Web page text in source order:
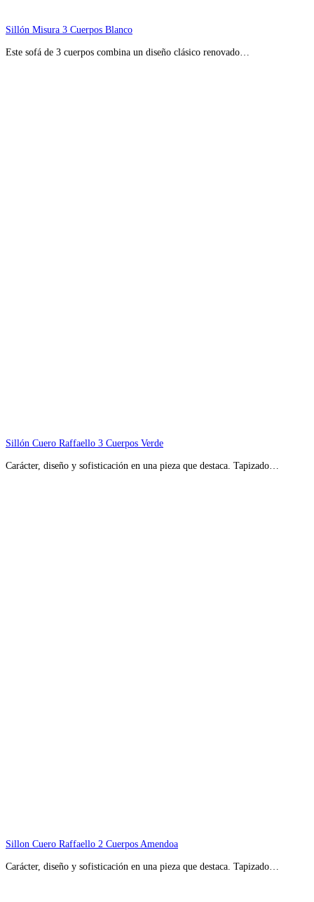
Sillón Misura 3 Cuerpos Blanco
Este sofá de 3 cuerpos combina un diseño clásico renovado…
Sillón Cuero Raffaello 3 Cuerpos Verde
Carácter, diseño y sofisticación en una pieza que destaca. Tapizado…
Sillon Cuero Raffaello 2 Cuerpos Amendoa
Carácter, diseño y sofisticación en una pieza que destaca. Tapizado…